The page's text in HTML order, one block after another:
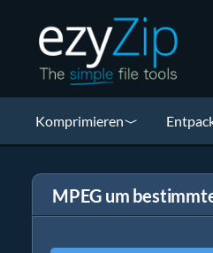
Komprimieren
MPEG um